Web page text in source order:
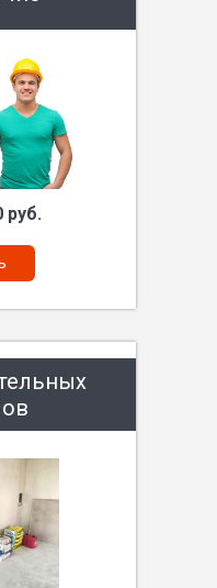
руб.